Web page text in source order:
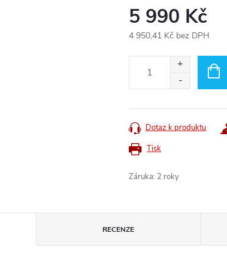
5 990 Kč
4 950,41 Kč bez DPH
Tisk
Dotaz k produktu
Záruka: 2 roky
RECENZE